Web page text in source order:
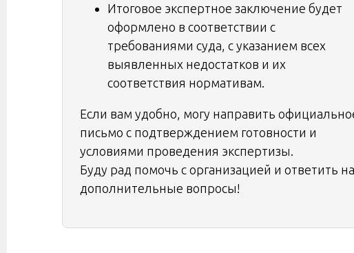
Итоговое экспертное заключение будет
оформлено в соответствии с
требованиями суда, с указанием всех
выявленных недостатков и их
соответствия нормативам.
Если вам удобно, могу направить
письмо с подтверждением готовности и
условиями проведения экспертизы.
Буду рад помочь с организацией и ответить на
дополнительные вопросы!